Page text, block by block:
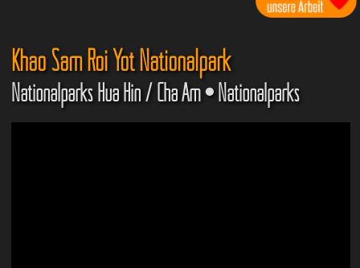
Khao Sam Roi Yot Nationalpark
Nationalparks Hua Hin / Cha Am • Nationalparks